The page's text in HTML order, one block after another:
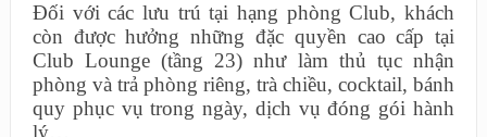
Đối với các lưu trú tại hạng phòng Club, khách
còn được hưởng những đặc quyền cao cấp tại
Club Lounge (tầng 23) như làm thủ tục nhận
phòng và trả phòng riêng, trà chiều, cocktail, bánh
quy phục vụ trong ngày, dịch vụ đóng gói hành
lý…